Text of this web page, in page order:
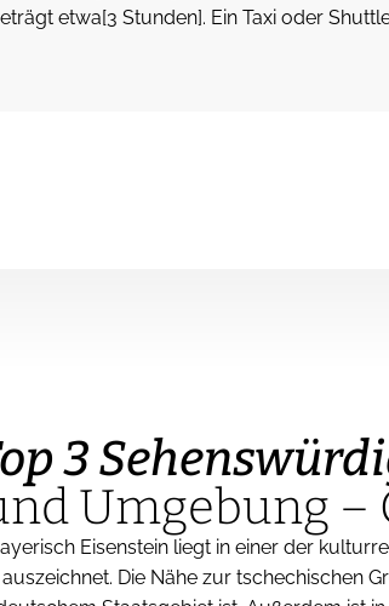
etwa[3 Stunden]. Ein Taxi oder
3
Umgebung –
Eisenstein liegt in einer der
auszeichnet. Die Nähe zur tschechischen